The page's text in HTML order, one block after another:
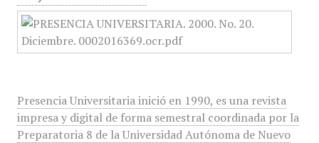
Presencia Universitaria inició en 1990, es una revista
impresa y digital de forma semestral coordinada por la
Preparatoria 8 de la Universidad Autónoma de Nuevo